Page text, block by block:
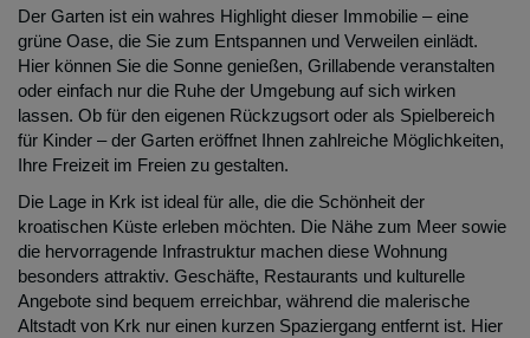
Der Garten ist ein wahres Highlight dieser Immobilie – eine
grüne Oase, die Sie zum Entspannen und Verweilen einlädt.
Hier können Sie die Sonne genießen, Grillabende veranstalten
oder einfach nur die Ruhe der Umgebung auf sich wirken
lassen. Ob für den eigenen Rückzugsort oder als Spielbereich
für Kinder – der Garten eröffnet Ihnen zahlreiche Möglichkeiten,
Ihre Freizeit im Freien zu gestalten.
Die Lage in Krk ist ideal für alle, die die Schönheit der
kroatischen Küste erleben möchten. Die Nähe zum Meer sowie
die hervorragende Infrastruktur machen diese Wohnung
besonders attraktiv. Geschäfte, Restaurants und kulturelle
Angebote sind bequem erreichbar, während die malerische
Altstadt von Krk nur einen kurzen Spaziergang entfernt ist. Hier